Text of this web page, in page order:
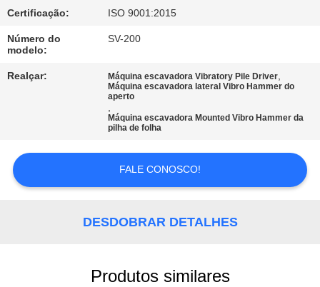
CONTROLE
DA
QUALIDADE
CONTACTE-
NOTÍCIA
Certificação: ISO 9001:2015
Número do
modelo:
SV-200
Realçar: Máquina escavadora Vibratory Pile Driver,
Máquina escavadora lateral Vibro Hammer do
aperto
,
Máquina escavadora Mounted Vibro Hammer da
pilha de folha
FALE CONOSCO!
DESDOBRAR DETALHES
Produtos similares